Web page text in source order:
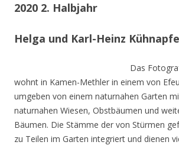
2020 2. Halbjahr
Helga und Karl-Heinz
Das
wohnt in Kamen-Methler in einem von
umgeben von einem naturnahen Garten
naturnahen Wiesen, Obstbäumen und
Bäumen. Die Stämme der von Stürmen
zu Teilen im Garten integriert und dienen